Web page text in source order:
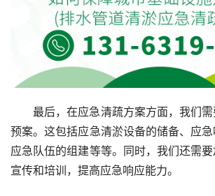
最后，在应急清疏方案方面，我们
预案。这包括应急清淤设备的储备、应急
应急队伍的组建等等。同时，我们还需
宣传和培训，提高应急响应能力。